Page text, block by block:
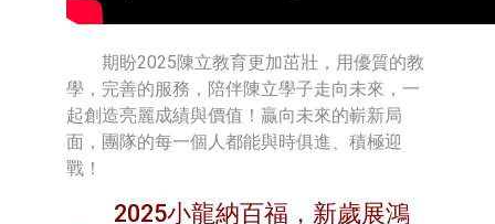
期盼2025陳立教育更加茁壯，用優質的教
學，完善的服務，陪伴陳立學子走向未來，一
起創造亮麗成績與價值！贏向未來的嶄新局
面，團隊的每一個人都能與時俱進、積極迎
戰！
2025小龍納百福，新歲展鴻